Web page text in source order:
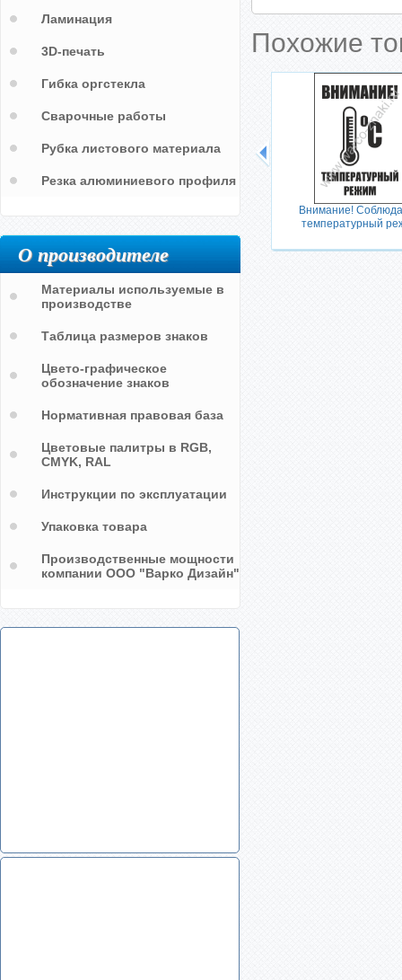
Похожие
Внимание!
температурный
Ламинация
3D-печать
Гибка оргстекла
Сварочные работы
Рубка листового материала
Резка алюминиевого профиля
О производителе
Материалы используемые в
производстве
Таблица размеров знаков
Цвето-графическое
обозначение знаков
Нормативная правовая база
Цветовые палитры в RGB,
CMYK, RAL
Инструкции по эксплуатации
Упаковка товара
Производственные мощности
компании ООО "Варко Дизайн"